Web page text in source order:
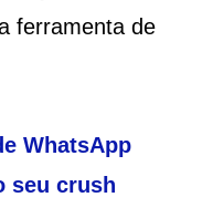
ferramenta de
WhatsApp
seu crush